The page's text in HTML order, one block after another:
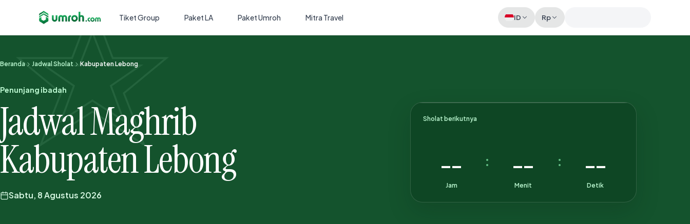
Tiket Group Paket LA Paket Umroh Mitra Travel ID Rp
Memeriksa sesi akun
Beranda Jadwal Sholat Kabupaten Lebong
Penunjang ibadah
Jadwal Maghrib
Kabupaten Lebong
Sabtu, 8 Agustus 2026
Sholat berikutnya
--
Jam
: --
Menit
: --
Detik